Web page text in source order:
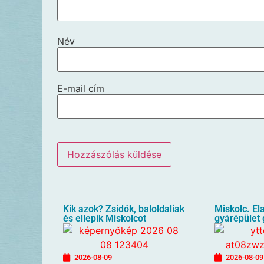
Név
E-mail cím
Kik azok? Zsidók, baloldaliak
és ellepik Miskolcot
2026-08-09
Miskolc.
gyárépület
2026-08-09